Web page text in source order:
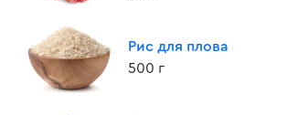
Рис для плова
500 г